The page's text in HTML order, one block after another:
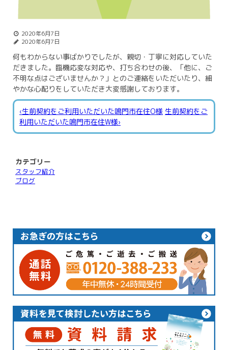
2020年6月7日
2020年6月7日
何もわからない事ばかりでしたが、親切・丁寧に対応していた
だきました。臨機応変な対応や、打ち合わせの後、「他に、ご
不明な点はございませんか？」とのご連絡をいただいたり、細
やかな心配りをしていただき大変感謝しております。
‹生前契約をご利用いただいた鳴門市在住O様 生前契約をご
利用いただいた鳴門市在住W様›
カテゴリー
スタッフ紹介
ブログ